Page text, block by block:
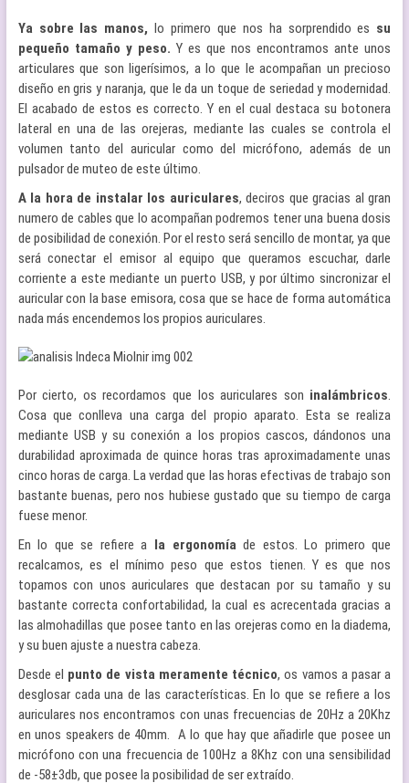
Ya sobre las manos, lo primero que nos ha sorprendido es su
pequeño tamaño y peso. Y es que nos encontramos ante unos
articulares que son ligerísimos, a lo que le acompañan un precioso
diseño en gris y naranja, que le da un toque de seriedad y modernidad.
El acabado de estos es correcto. Y en el cual destaca su botonera
lateral en una de las orejeras, mediante las cuales se controla el
volumen tanto del auricular como del micrófono, además de un
pulsador de muteo de este último.
A la hora de instalar los auriculares, deciros que gracias al gran
numero de cables que lo acompañan podremos tener una buena dosis
de posibilidad de conexión. Por el resto será sencillo de montar, ya que
será conectar el emisor al equipo que queramos escuchar, darle
corriente a este mediante un puerto USB, y por último sincronizar el
auricular con la base emisora, cosa que se hace de forma automática
nada más encendemos los propios auriculares.
Por cierto, os recordamos que los auriculares son inalámbricos.
Cosa que conlleva una carga del propio aparato. Esta se realiza
mediante USB y su conexión a los propios cascos, dándonos una
durabilidad aproximada de quince horas tras aproximadamente unas
cinco horas de carga. La verdad que las horas efectivas de trabajo son
bastante buenas, pero nos hubiese gustado que su tiempo de carga
fuese menor.
En lo que se refiere a la ergonomíade estos. Lo primero que
recalcamos, es el mínimo peso que estos tienen. Y es que nos
topamos con unos auriculares que destacan por su tamaño y su
bastante correcta confortabilidad, la cual es acrecentada gracias a
las almohadillas que posee tanto en las orejeras como en la diadema,
y su buen ajuste a nuestra cabeza.
Desde el punto de vista meramente técnico, os vamos a pasar a
desglosar cada una de las características. En lo que se refiere a los
auriculares nos encontramos con unas frecuencias de 20Hz a 20Khz
en unos speakers de 40mm. A lo que hay que añadirle que posee un
micrófono con una frecuencia de 100Hz a 8Khz con una sensibilidad
de -58±3db, que posee la posibilidad de ser extraído.